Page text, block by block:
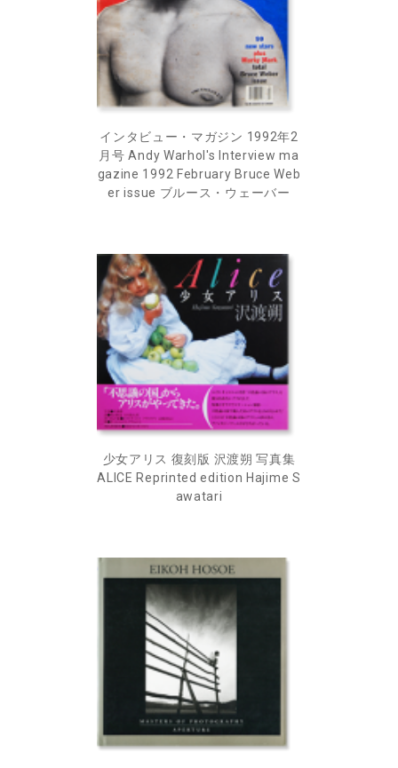
インタビュー・マガジン 1992年2
月号 Andy Warhol's Interview ma
gazine 1992 February Bruce Web
er issue ブルース・ウェーバー
少女アリス 復刻版 沢渡朔 写真集
ALICE Reprinted edition Hajime S
awatari